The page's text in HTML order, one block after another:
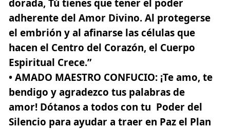
dorada, Tú tienes que tener el poder
adherente del Amor Divino. Al protegerse
el embrión y al afinarse las células que
hacen el Centro del Corazón, el Cuerpo
Espiritual Crece.”
• AMADO MAESTRO CONFUCIO: ¡Te amo, te
bendigo y agradezco tus palabras de
amor! Dótanos a todos con tu Poder del
Silencio para ayudar a traer en Paz el Plan